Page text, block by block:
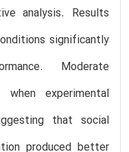
analysis. Results
significantly
Moderate
experimental
that social
produced better